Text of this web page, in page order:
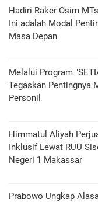
Hadiri Raker Osim
Ini adalah Modal
Masa Depan
Melalui Program
Tegaskan Pentingnya
Personil
Himmatul Aliyah
Inklusif Lewat RUU
Negeri 1 Makassar
Prabowo Ungkap